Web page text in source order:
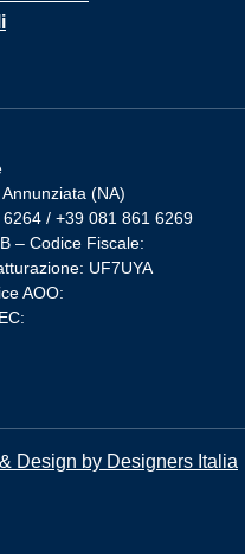
(NA)
/ +39 081 861 6269
– Codice Fiscale:
UF7UYA
AOO:
Design by Designers Italia